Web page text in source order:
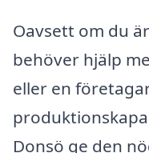
Oavsett om du
behöver hjälp
eller en
Donsö ge den